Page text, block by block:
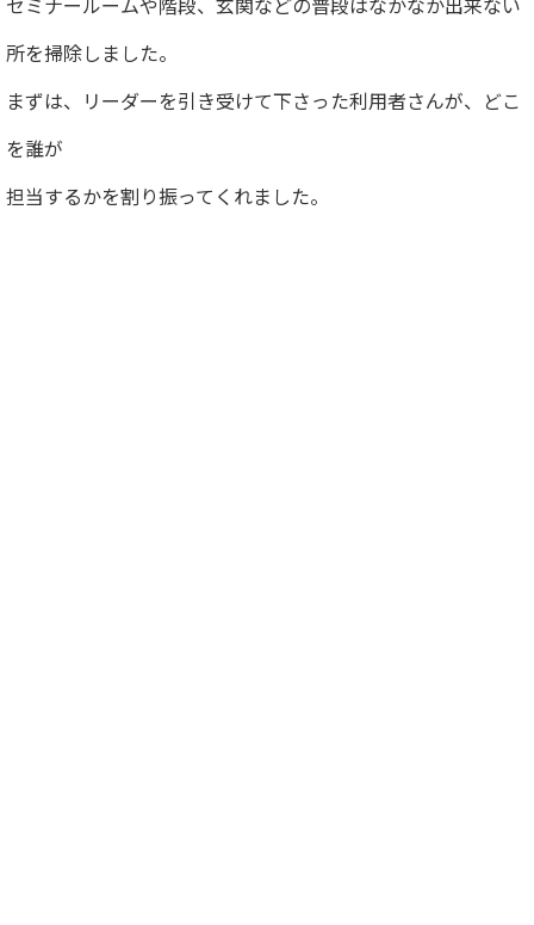
所を掃除しました。
まずは、リーダーを引き受けて下さった利用者さんが、どこ
を誰が
担当するかを割り振ってくれました。